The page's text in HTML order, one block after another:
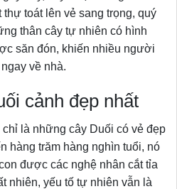
toát lên vẻ sang trọng, quý
thân cây tự nhiên có hình
săn đón, khiến nhiều người
về nhà.
cảnh đẹp nhất
là những cây Duối có vẻ đẹp
hàng trăm hàng nghìn tuổi, nó
được các nghệ nhân cắt tỉa
nhiên, yếu tố tự nhiên vẫn là